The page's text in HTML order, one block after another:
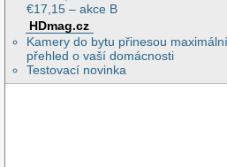
€17,15 – akce B
HDmag.cz
Kamery do bytu přinesou maximální
přehled o vaší domácnosti
Testovací novinka